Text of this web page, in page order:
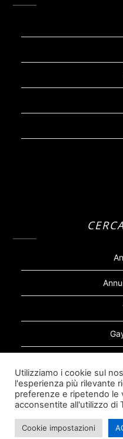
Utilizziamo i cookie sul
l'esperienza più rilevante
preferenze e ripetendo le
acconsentite all'utilizzo di
Cookie impostazioni